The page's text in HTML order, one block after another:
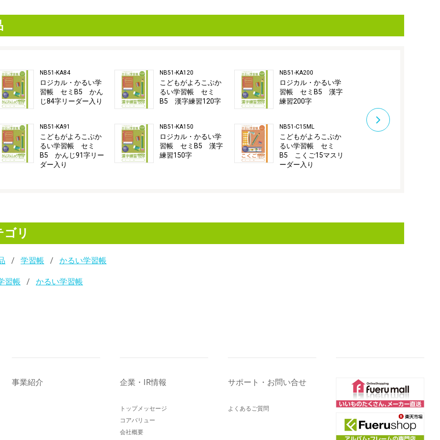
NB51-KA84
ロジカル・かるい学
習帳 セミB5 かん
じ84字リーダー入り
NB51-KA91
こどもがよろこぶか
るい学習帳 セミ
B5 かんじ91字リー
ダー入り
NB51-KA120
こどもがよろこぶか
るい学習帳 セミ
B5 漢字練習120字
NB51-KA150
ロジカル・かるい学
習帳 セミB5 漢字
練習150字
NB51-KA200
ロジカル・かるい学
習帳 セミB5 漢字
練習200字
NB51-C15ML
こどもがよろこぶか
るい学習帳 セミ
B5 こくご15マスリ
ーダー入り
リ
学習帳 かるい学習帳
習帳 かるい学習帳
事業紹介 企業・IR情報
トップメッセージ
コアバリュー
会社概要
サポート・お問い合せ
よくあるご質問